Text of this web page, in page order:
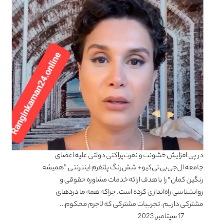
در پی افزایش خشونت و نفرت‌پراکنی دولتی علیه اعضای
جامعه ال‌جی‌بی‌تی‌کیو+ شش‌رنگ پلتفرم اینترنتی ”همیشه
رنگین کمان“ را با هدف ارائه خدمات مشاوره حقوقی و
روانشناسی راه‌اندازی کرده است. چراکه همه ما دردهای
مشترکی داریم. تجربیات مشترکی که لاجرم محکوم…
17 سپتامبر, 2023